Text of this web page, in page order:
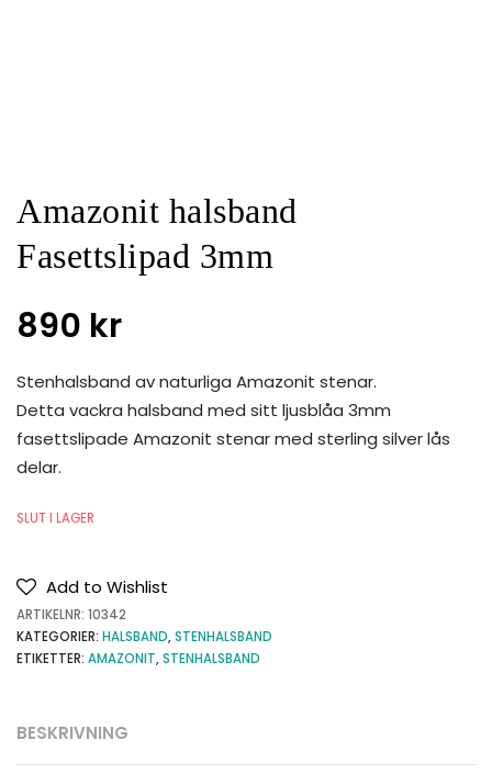
Amazonit halsband
Fasettslipad 3mm
890 kr
Stenhalsband av naturliga Amazonit stenar.
Detta vackra halsband med sitt ljusblåa 3mm
fasettslipade Amazonit stenar med sterling silver lås
delar.
SLUT I LAGER
Add to Wishlist
ARTIKELNR: 10342
KATEGORIER: HALSBAND, STENHALSBAND
ETIKETTER: AMAZONIT, STENHALSBAND
BESKRIVNING